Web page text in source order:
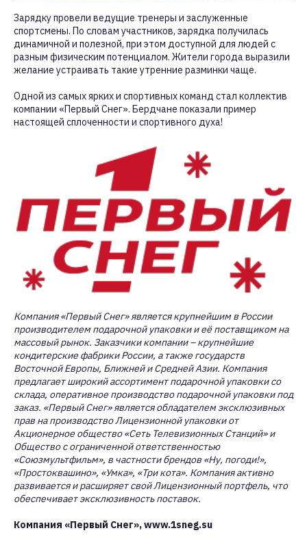
Зарядку провели ведущие тренеры и заслуженные
спортсмены. По словам участников, зарядка получилась
динамичной и полезной, при этом доступной для людей с
разным физическим потенциалом. Жители города выразили
желание устраивать такие утренние разминки чаще.
Одной из самых ярких и спортивных команд стал коллектив
компании «Первый Снег». Бердчане показали пример
настоящей сплоченности и спортивного духа!
Компания «Первый Снег» является крупнейшим в России
производителем подарочной упаковки и её поставщиком на
массовый рынок. Заказчики компании – крупнейшие
кондитерские фабрики России, а также государств
Восточной Европы, Ближней и Средней Азии. Компания
предлагает широкий ассортимент подарочной упаковки со
склада, оперативное производство подарочной упаковки под
заказ. «Первый Снег» является обладателем эксклюзивных
прав на производство Лицензионной упаковки от
Акционерное общество «Сеть Телевизионных Станций» и
Общество с ограниченной ответственностью
«Союзмультфильм», в частности брендов «Ну, погоди!»,
«Простоквашино», «Умка», «Три кота». Компания активно
развивается и расширяет свой Лицензионный портфель, что
обеспечивает эксклюзивность поставок.
Компания «Первый Снег», www.1sneg.su